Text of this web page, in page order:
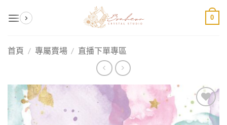
0
首頁 / 專屬賣場 / 直播下單專區
加入